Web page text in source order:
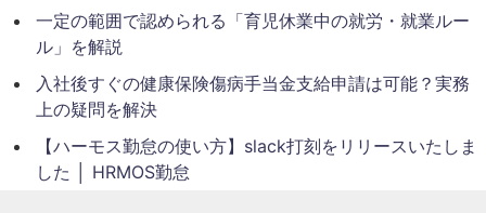
一定の範囲で認められる「育児休業中の就労・就業ルー
ル」を解説
入社後すぐの健康保険傷病手当金支給申請は可能？実務
上の疑問を解決
【ハーモス勤怠の使い方】slack打刻をリリースいたしま
した │ HRMOS勤怠